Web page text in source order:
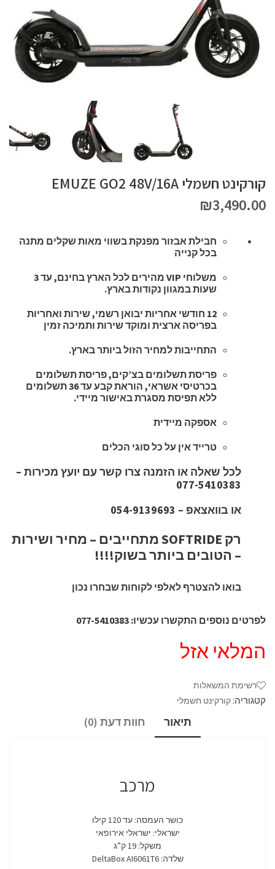
אספקה
קורקינט חשמלי EMUZE GO2 48V/16A
₪3,490.00
חבילת אבזור מפנקת בשווי מאות שקלים מתנה
בכל קנייה
משלוחי VIP מהירים לכל הארץ בחינם, עד 3
שעות במגוון נקודות בארץ.
12 חודשי אחריות יבואן רשמי, שירות ואחריות
בפריסה ארצית ומוקד שירות ותמיכה זמין
התחייבות למחיר הזול ביותר בארץ.
פריסת תשלומים בצ’קים, פריסת תשלומים
בכרטיסי אשראי, הוראת קבע עד 36 תשלומים
ללא תפיסת מסגרת באישור מיידי.
אספקה מיידית
טרייד אין על כל סוגי הכלים
לכל שאלה או הזמנה צרו קשר עם יועץ מכירות –
077-5410383
או בוואצאפ – 054-9139693
רק SOFTRIDE מתחייבים – מחיר ושירות
– הטובים ביותר בשוק!!!!
בואו להצטרף לאלפי לקוחות שבחרו נכון
לפרטים נוספים התקשרו עכשיו: 077-5410383
המלאי אזל
רשימת המשאלות
קטגוריה: קורקינט חשמלי
תיאור חוות דעת (0)
מרכב
כושר העמסה: עד 120 קילו
ישראלי: ישראלי אירופאי
משקל: 19 ק”ג
שלדה: DeltaBox AI6061T6